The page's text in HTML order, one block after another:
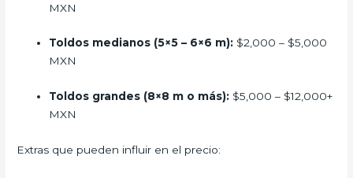
MXN
Toldos medianos (5×5 – 6×6 m): $2,000 – $5,000
MXN
Toldos grandes (8×8 m o más): $5,000 – $12,000+
MXN
Extras que pueden influir en el precio: